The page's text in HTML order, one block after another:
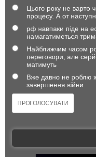
Цього року не варто
процесу. А от
рф навпаки піде на
намагатиметься
Найближчим часом
переговори, але
матимуть
Вже давно не роблю
завершення війни